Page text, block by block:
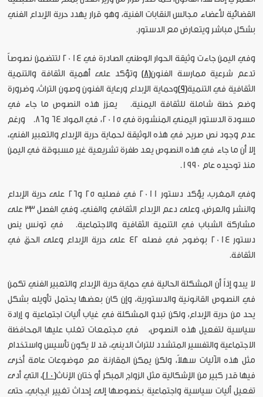
القضائية لأعضاء مجالس النقابات الفنية، وهو قرار يهدد حرية الإبداع الفني
بشكل مباشر ويتعارض مع الدستور.
وفي اليمن جاءت وثيقة الحوار الوطني الصادرة في 2014 لتتضمن نصوصاً
تدعم شرعية ممارسة الفنون[8]
وتؤكد على أهمية الثقافة والتنمية
الثقافية في التنمية[9]
وحماية الإبداع ورعاية الفنون وصون التراث، وضرورة
وضع خطة شاملة للثقافة اليمنية. يعزز هذه النصوص ما جاء في
مسودة الدستور اليمني المنشورة في 2015، في المواد 64 و86. ورغم
عدم وجود نص صريح في هذه الوثيقة لحماية حرية الإبداع والتعبير الفني،
إلا أن ما جاء في هذه النصوص يعد طفرة تشريعية غير مسبوقة في اليمن
منذ توحيده عام 1990.
وفي المغرب، يؤكد دستور 2011 في فصليه 25 و26 على حرية الإبداع
والنشر والعرض، وعلى دعم الإبداع الثقافي والفني، وفي الفصل 33 على
مشاركة الشباب في التنمية الثقافية والاجتماعية. في تونس ينص
دستور 2014 بوضوح في فصله 42 على حرية الإبداع وعلى الحق في
الثقافة.
لا يبدو إذاً أن المشكلة الحالية في حماية حرية الإبداع والتعبير الفني تكمن
في النصوص القانونية والدستورية، وإن كان بعضها يحتمل تأويله بشكل
يحد من حرية الإبداع، ولكن تبدو المشكلة في غياب أليات اجتماعية و إرادة
سياسية لتفعيل هذه النصوص، في مجتمعات تغلب عليها المحافظة
الاجتماعية والتفسير المتشدد للتراث الديني، قد لا يكون تأسيس واستخدام
مثل هذه الآليات سهلاً، ولكن يمكن المقارنة مع موضوعات عامة أخرى
فيها قدر كبير من الإشكالية مثل الزواج المبكر أو ختان الإناث[10]
، التي أدى
تفعيل أليات سياسية واجتماعية بخصوصها إلى إحداث تغيير ايجابي، حتى